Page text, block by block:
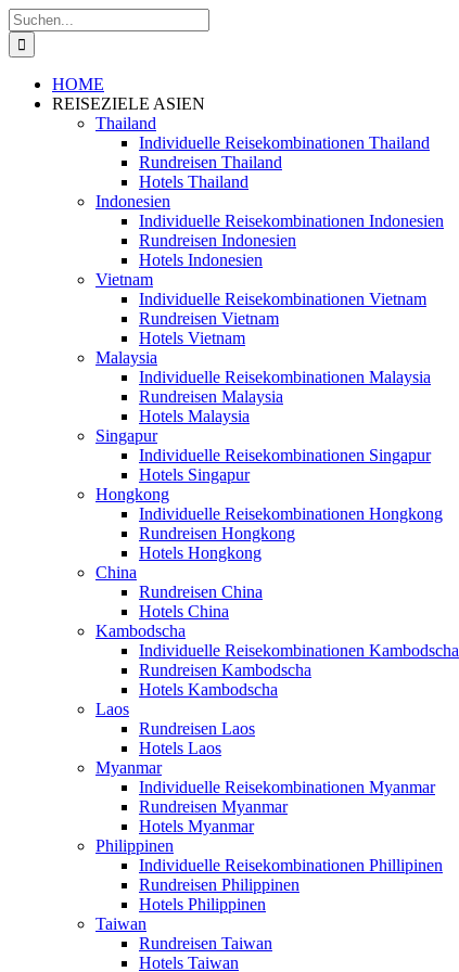
Zum
Inhalt
springen
Suche
nach:
HOME
REISEZIELE ASIEN
Thailand
Individuelle Reisekombinationen Thailand
Rundreisen Thailand
Hotels Thailand
Indonesien
Individuelle Reisekombinationen Indonesien
Rundreisen Indonesien
Hotels Indonesien
Vietnam
Individuelle Reisekombinationen Vietnam
Rundreisen Vietnam
Hotels Vietnam
Malaysia
Individuelle Reisekombinationen Malaysia
Rundreisen Malaysia
Hotels Malaysia
Singapur
Individuelle Reisekombinationen Singapur
Hotels Singapur
Hongkong
Individuelle Reisekombinationen Hongkong
Rundreisen Hongkong
Hotels Hongkong
China
Rundreisen China
Hotels China
Kambodscha
Individuelle Reisekombinationen Kambodscha
Rundreisen Kambodscha
Hotels Kambodscha
Laos
Rundreisen Laos
Hotels Laos
Myanmar
Individuelle Reisekombinationen Myanmar
Rundreisen Myanmar
Hotels Myanmar
Philippinen
Individuelle Reisekombinationen Phillipinen
Rundreisen Philippinen
Hotels Philippinen
Taiwan
Rundreisen Taiwan
Hotels Taiwan